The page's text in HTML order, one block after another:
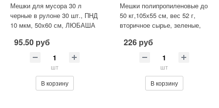
Мешки для мусора 30 л
черные в рулоне 30 шт., ПНД
10 мкм, 50х60 см, ЛЮБАША
95.50 руб
шт
В корзину
Мешки полипропиленовые до
50 кг,105х55 см, вес 52 г,
вторичное сырье, зеленые,
226 руб
шт
В корзину